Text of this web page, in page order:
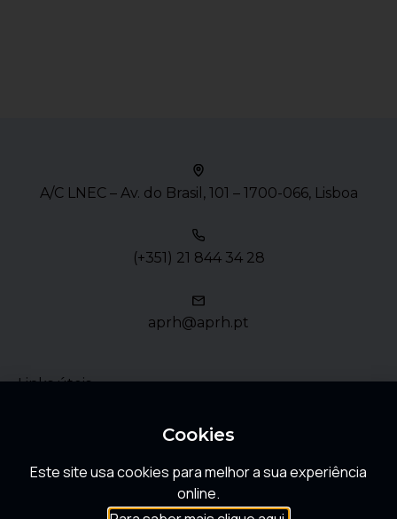
A/C LNEC – Av. do Brasil, 101 – 1700-066, Lisboa
(+351) 21 844 34 28
aprh@aprh.pt
Links úteis
FAQ
Cookies
Este site usa cookies para melhor a sua experiência
online.